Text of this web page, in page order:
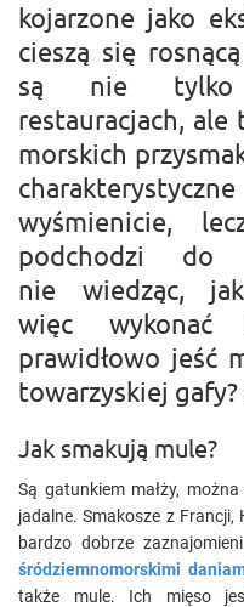
kojarzone jako
cieszą się
są nie tylko
restauracjach, ale
morskich
wyśmienicie,
podchodzi do
nie wiedząc,
więc wykonać
prawidłowo jeść
towarzyskiej
Jak smakują mule?
Są gatunkiem małży,
jadalne. Smakosze z Francji,
bardzo dobrze
śródziemnomorskimi
także mule. Ich mięso